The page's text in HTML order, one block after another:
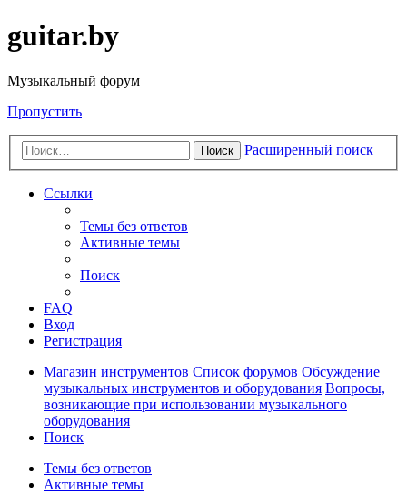
guitar.by
Музыкальный форум
Пропустить
Поиск Расширенный поиск
Ссылки
Темы без ответов
Активные темы
Поиск
FAQ
Вход
Регистрация
Магазин инструментов Список форумов Обсуждение
музыкальных инструментов и оборудования Вопросы,
возникающие при использовании музыкального
оборудования
Поиск
Темы без ответов
Активные темы